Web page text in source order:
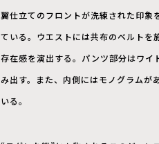
翼仕立てのフロントが洗練された印象
ている。ウエストには共布のベルトを
存在感を演出する。パンツ部分はワイ
み出す。また、内側にはモノグラムが
いる。